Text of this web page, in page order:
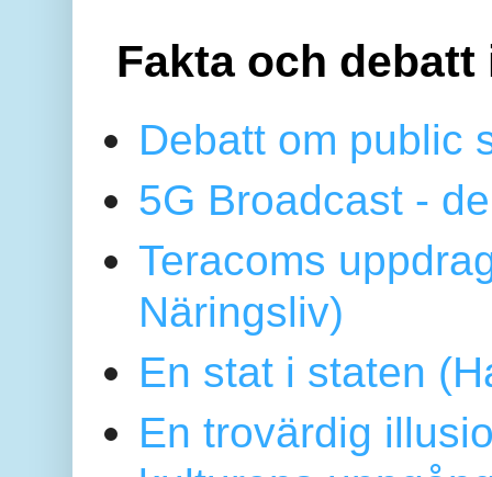
Fakta och debatt
Debatt om public
5G Broadcast -
Teracoms
Näringsliv)
En stat i staten
En trovärdig